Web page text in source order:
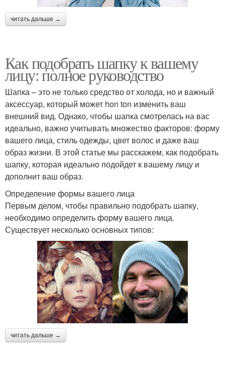
читать дальше →
Как подобрать шапку к вашему
лицу: полное руководство
Шапка – это не только средство от холода, но и важный
аксессуар, который может hon ton изменить ваш
внешний вид. Однако, чтобы шапка смотрелась на вас
идеально, важно учитывать множество факторов: форму
вашего лица, стиль одежды, цвет волос и даже ваш
образ жизни. В этой статье мы расскажем, как подобрать
шапку, которая идеально подойдет к вашему лицу и
дополнит ваш образ.
Определение формы вашего лица
Первым делом, чтобы правильно подобрать шапку,
необходимо определить форму вашего лица.
Существует несколько основных типов:
читать дальше →